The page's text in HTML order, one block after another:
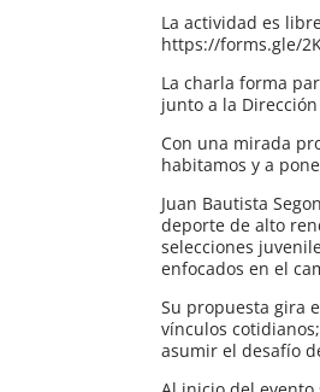
La actividad es
https://forms.gle/
La charla forma
junto a la
Con una mirada
habitamos y a
Juan Bautista
deporte de alto
selecciones
enfocados en el
Su propuesta gira
vínculos
asumir el desafío